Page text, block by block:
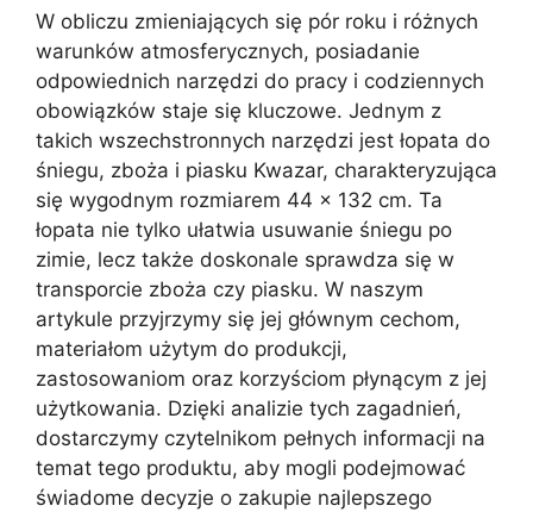
W obliczu zmieniających się pór roku i różnych
warunków atmosferycznych, posiadanie
odpowiednich narzędzi do pracy i codziennych
obowiązków staje się kluczowe. Jednym z
takich wszechstronnych narzędzi jest łopata do
śniegu, zboża i piasku Kwazar, charakteryzująca
się wygodnym rozmiarem 44 x 132 cm. Ta
łopata nie tylko ułatwia usuwanie śniegu po
zimie, lecz także doskonale sprawdza się w
transporcie zboża czy piasku. W naszym
artykule przyjrzymy się jej głównym cechom,
materiałom użytym do produkcji,
zastosowaniom oraz korzyściom płynącym z jej
użytkowania. Dzięki analizie tych zagadnień,
dostarczymy czytelnikom pełnych informacji na
temat tego produktu, aby mogli podejmować
świadome decyzje o zakupie najlepszego